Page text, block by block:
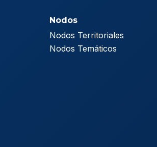
Nodos
Nodos Territoriales
Nodos Temáticos